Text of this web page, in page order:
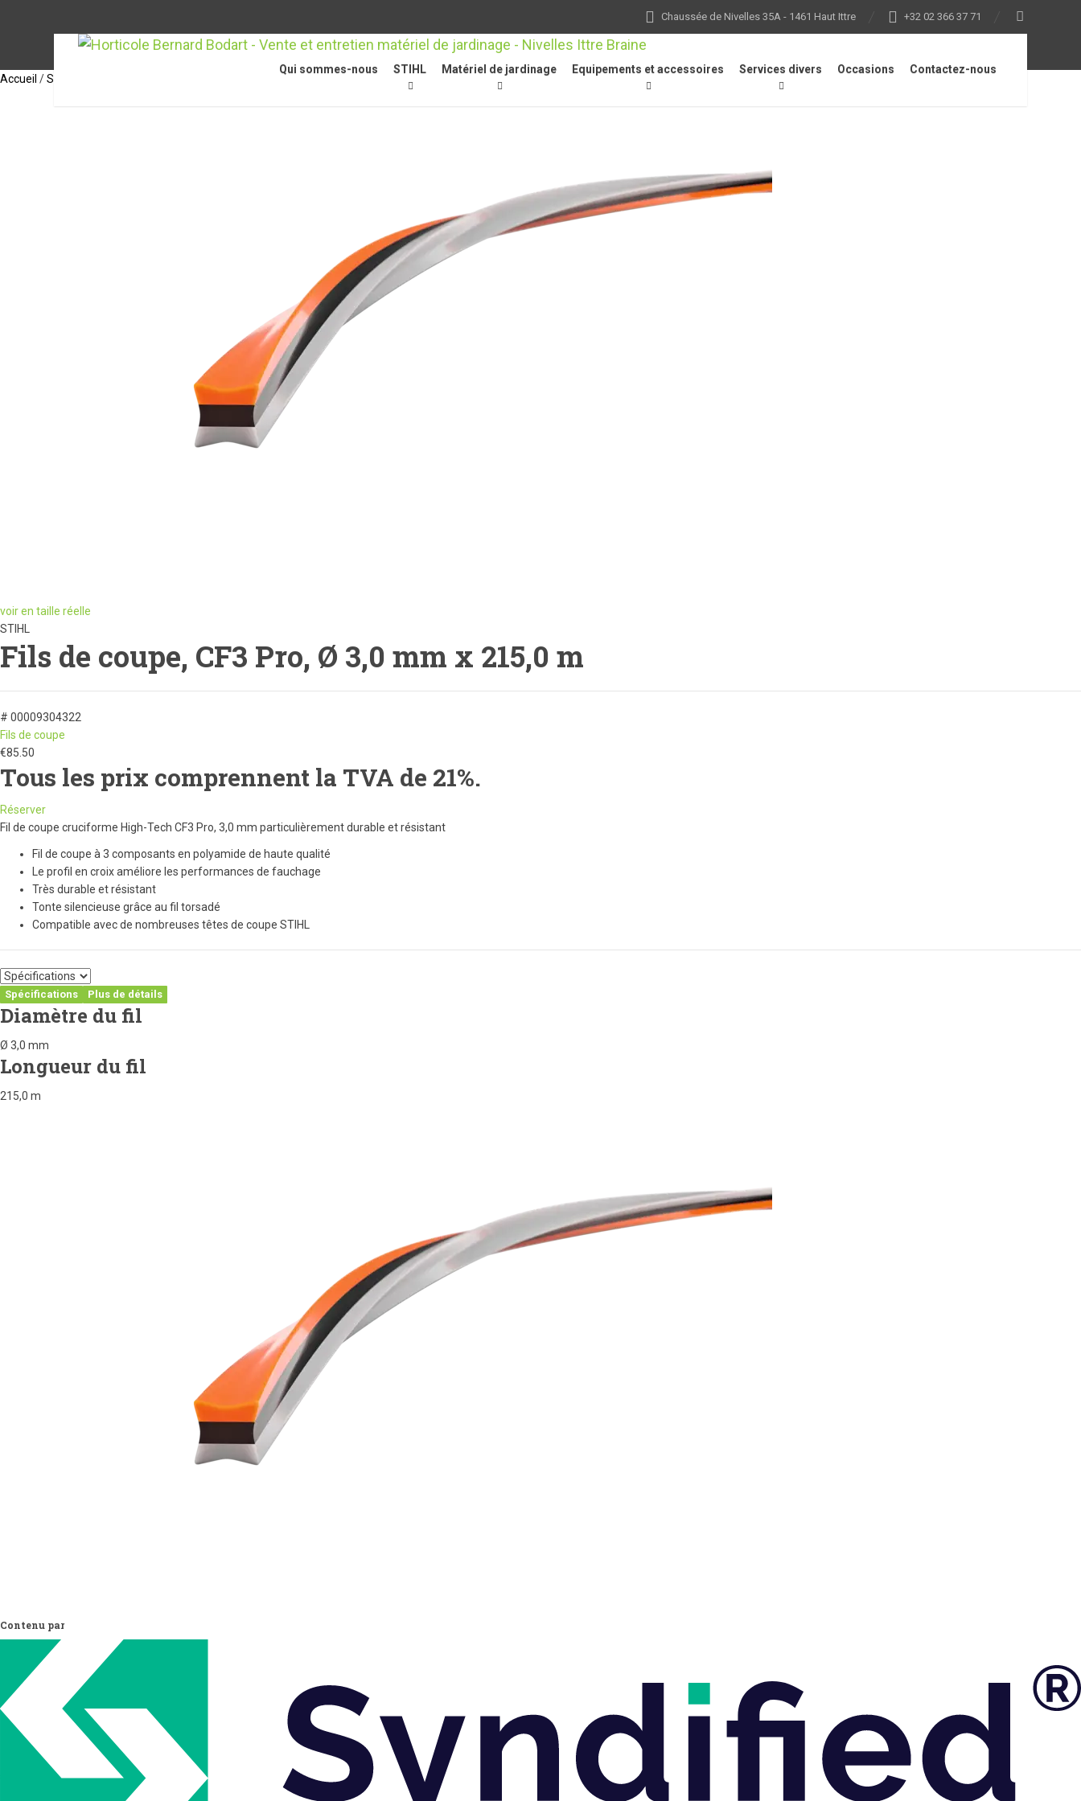
Chaussée de Nivelles 35A - 1461 Haut Ittre +32 02 366 37 71
Qui sommes-nous STIHL Matériel de jardinage Equipements et accessoires Services divers Occasions Contactez-nous
Accueil /STIHL Accessoires Accessoires pour coupe-bordures / coupes-herbes / débroussailleuses Fils de coupe/ Fils de coupe, CF3 Pro, Ø 3,0 mm x 215,0 m
voir en taille réelle
STIHL
Fils de coupe, CF3 Pro, Ø 3,0 mm x 215,0 m
# 00009304322
Fils de coupe
€85.50
Tous les prix comprennent la TVA de 21%.
Réserver
Fil de coupe cruciforme High-Tech CF3 Pro, 3,0 mm particulièrement durable et résistant
Fil de coupe à 3 composants en polyamide de haute qualité
Le profil en croix améliore les performances de fauchage
Très durable et résistant
Tonte silencieuse grâce au fil torsadé
Compatible avec de nombreuses têtes de coupe STIHL
Spécifications Plus de détails
Diamètre du fil
Ø 3,0 mm
Longueur du fil
215,0 m
Contenu par